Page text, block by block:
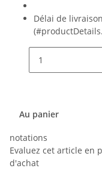
Délai de
Au panier
notations
Evaluez cet article en
d'achat